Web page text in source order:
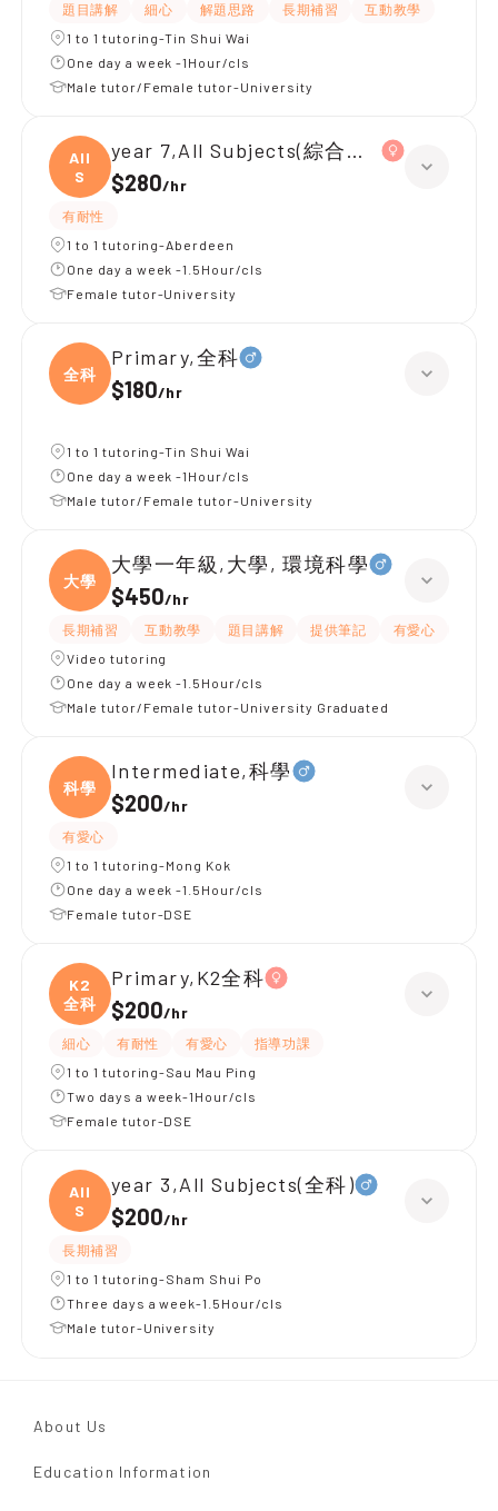
題目講解 細心 解題思路 長期補習
互動教學
1 to 1 tutoring-Tin Shui Wai
One day a week -1Hour/cls
Male tutor/Female tutor-University
All
S
$280/hr
有耐性
1 to 1 tutoring-Aberdeen
One day a week -1.5Hour/cls
Female tutor-University
全科
Primary,全科
$180/hr
1 to 1 tutoring-Tin Shui Wai
One day a week -1Hour/cls
Male tutor/Female tutor-University
大學
大學一年級,大學, 環境科學
$450/hr
長期補習 互動教學 題目講解 提供筆記 有愛心
Video tutoring
One day a week -1.5Hour/cls
Male tutor/Female tutor-University Graduated
科學
Intermediate,科學
$200/hr
有愛心
1 to 1 tutoring-Mong Kok
One day a week -1.5Hour/cls
Female tutor-DSE
K2
全科
Primary,K2全科
$200/hr
細心 有耐性 有愛心
指導功課
1 to 1 tutoring-Sau Mau Ping
Two days a week-1Hour/cls
Female tutor-DSE
All
S
year 3,All Subjects(全科)
$200/hr
長期補習
1 to 1 tutoring-Sham Shui Po
Three days a week-1.5Hour/cls
Male tutor-University
About Us
Education Information